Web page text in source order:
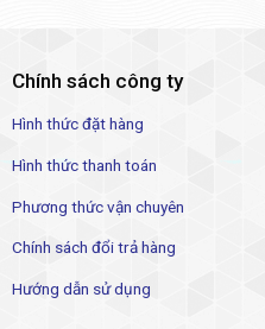
Chính sách công ty
Hình thức đặt hàng
Hình thức thanh toán
Phương thức vận chuyên
Chính sách đổi trả hàng
Hướng dẫn sử dụng